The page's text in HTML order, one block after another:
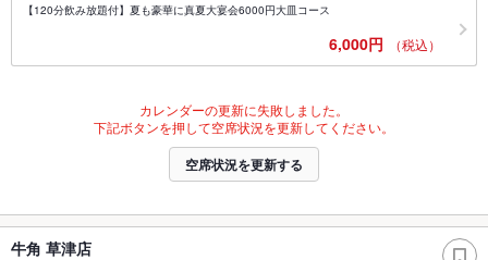
【120分飲み放題付】夏も豪華に真夏大宴会6000円大皿コース
6,000円 （税込）
カレンダーの更新に失敗しました。
下記ボタンを押して空席状況を更新してください。
空席状況を更新する
牛角 草津店